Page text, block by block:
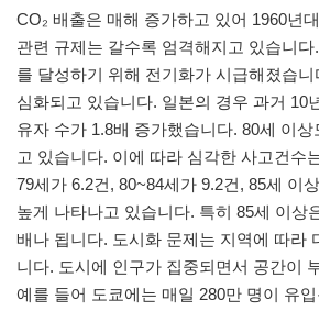
CO₂ 배출은 매해 증가하고 있어 1960년
관련 규제는 갈수록 엄격해지고 있습니
를 달성하기 위해 전기화가 시급해졌습
심화되고 있습니다. 일본의 경우 과거 10
유자 수가 1.8배 증가했습니다. 80세 이
고 있습니다. 이에 따라 심각한 사고건수
79세가 6.2건, 80~84세가 9.2건, 85세 이
높게 나타나고 있습니다. 특히 85세 이상
배나 됩니다. 도시화 문제는 지역에 따라
니다. 도시에 인구가 집중되면서 공간이
예를 들어 도쿄에는 매일 280만 명이 유